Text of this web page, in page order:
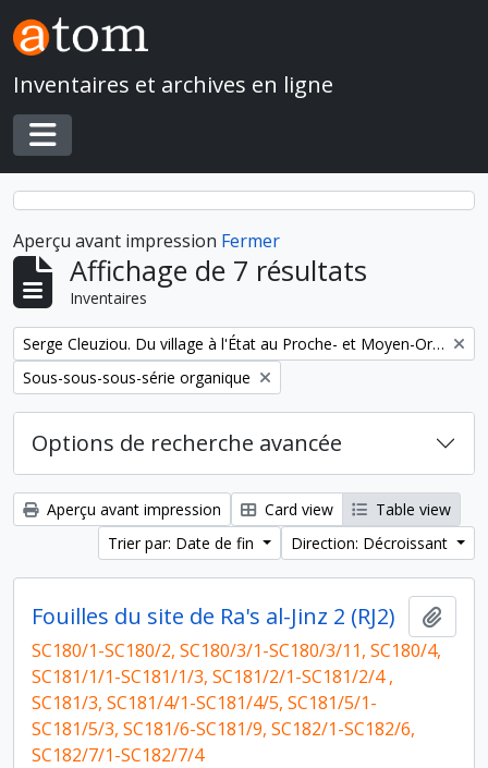
Skip to main content
Inventaires et archives en ligne
Toggle navigation
Aperçu avant impression Fermer
Affichage de 7 résultats
Inventaires
Remove filter:
Serge Cleuziou. Du village à l'État au Proche- et Moyen-Orient
Remove filter:
Sous-sous-sous-série organique
Options de recherche avancée
Aperçu avant impression Card view
Table view
Trier par: Date de fin
Direction: Décroissant
Fouilles du site de Ra's al-Jinz 2 (RJ2)
SC180/1-SC180/2, SC180/3/1-SC180/3/11, SC180/4,
SC181/1/1-SC181/1/3, SC181/2/1-SC181/2/4 ,
SC181/3, SC181/4/1-SC181/4/5, SC181/5/1-
SC181/5/3, SC181/6-SC181/9, SC182/1-SC182/6,
SC182/7/1-SC182/7/4